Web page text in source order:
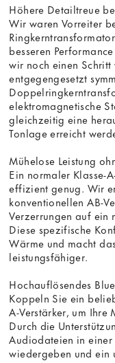
Höhere Detailtreue
Wir waren Vorreiter
besseren
wir noch einen
entgegengesetzt
elektromagnetische
gleichzeitig eine
Tonlage erreicht
Mühelose Leistung
Ein normaler Klasse-
effizient genug. Wir
konventionellen AB-
Verzerrungen auf ein
Diese spezifische
Wärme und macht
leistungsfähiger.
Hochauflösendes
Koppeln Sie ein
A-Verstärker, um Ihre
Durch die
Audiodateien in
wiedergeben und ein